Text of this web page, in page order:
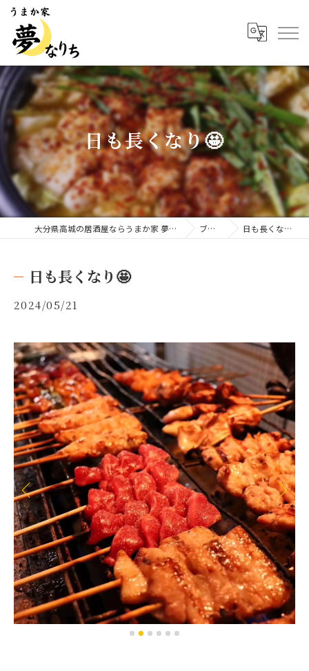
日も長くなり🤩
大分県高城の居酒屋ならうまか家 夢なりち ブログ 日も長くなり🤩
日も長くなり🤩
2024/05/21